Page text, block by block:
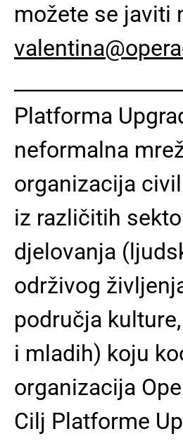
možete se javiti
Platforma
neformalna
organizacija
iz različitih
djelovanja
održivog
područja
i mladih) koju
organizacija
Cilj Platforme